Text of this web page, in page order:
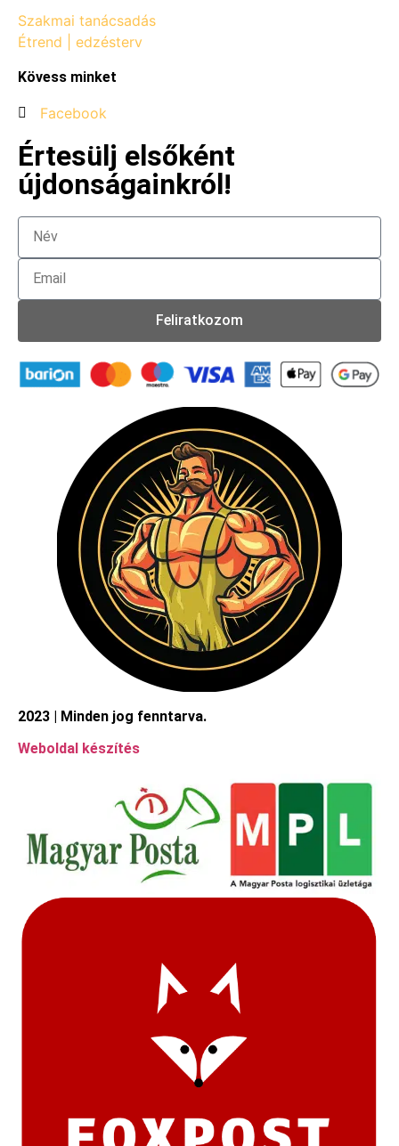
Szakmai tanácsadás
Étrend | edzésterv
Kövess minket
Facebook
Értesülj elsőként
újdonságainkról!
Feliratkozom
2023 | Minden jog fenntarva.
Weboldal készítés